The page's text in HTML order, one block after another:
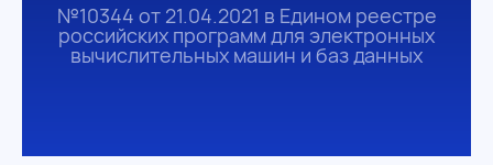
№10344 от 21.04.2021 в Едином реестре
российских программ для электронных
вычислительных машин и баз данных